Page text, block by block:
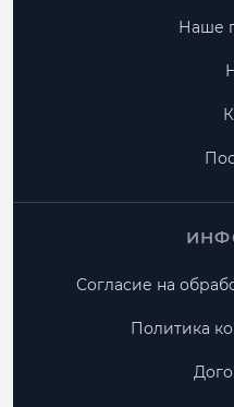
Наше
Согласие на
Политика